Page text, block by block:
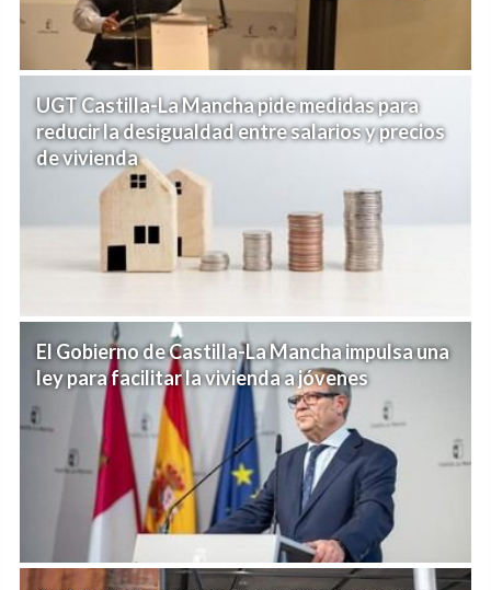
UGT Castilla-La Mancha pide medidas para
reducir la desigualdad entre salarios y precios
de vivienda
El Gobierno de Castilla-La Mancha impulsa una
ley para facilitar la vivienda a jóvenes